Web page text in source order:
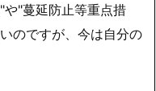
"蔓延防止等重点措
のですが、今は自分の